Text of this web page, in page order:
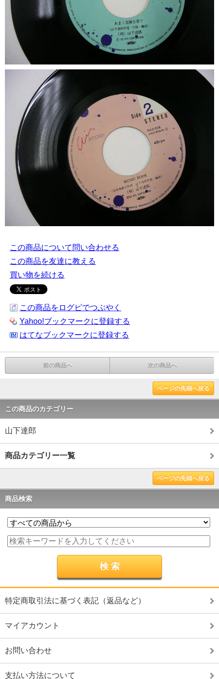
この商品について問い合わせる
この商品を友達に教える
買い物を続ける
この商品をログピでつぶやく
Yahoo!ブックマークに登録する
はてなブックマークに登録する
前の商品へ 次の商品へ
ページの先頭へ戻る
この商品のカテゴリー
山下達郎
商品カテゴリー一覧
ページの先頭へ戻る
商品検索
特定商取引法に基づく表記（返品など）
マイアカウント
お問い合わせ
支払い方法について